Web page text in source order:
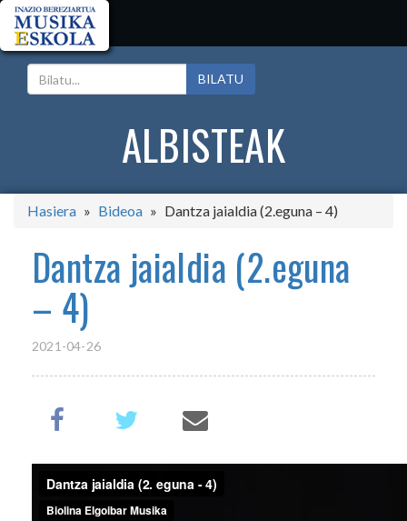
BILATU
ALBISTEAK
Hasiera Bideoa Dantza jaialdia (2.eguna – 4)
Dantza jaialdia (2.eguna
– 4)
2021-04-26